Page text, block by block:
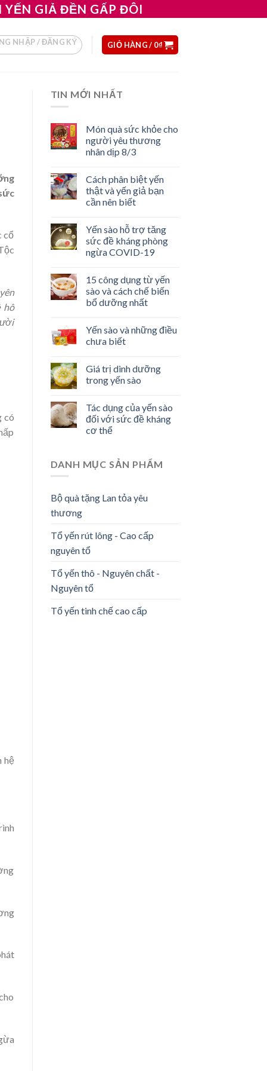
GIẢ ĐỀN GẤP ĐÔI
NHẬP / ĐĂNG KÝ GIỎ HÀNG / 0₫
cổ
hô
có
hệ
TIN MỚI NHẤT
Món quà sức khỏe cho
người yêu thương
nhân dịp 8/3
Cách phân biệt yến
thật và yến giả bạn
cần nên biết
Yến sào hỗ trợ tăng
sức đề kháng phòng
ngừa COVID-19
15 công dụng từ yến
sào và cách chế biến
bổ dưỡng nhất
Yến sào và những điều
chưa biết
Giá trị dinh dưỡng
trong yến sào
Tác dụng của yến sào
đối với sức đề kháng
cơ thể
DANH MỤC SẢN PHẨM
Bộ quà tặng Lan tỏa yêu
thương
Tổ yến rút lông - Cao cấp
nguyên tổ
Tổ yến thô - Nguyên chất -
Nguyên tổ
Tổ yến tinh chế cao cấp